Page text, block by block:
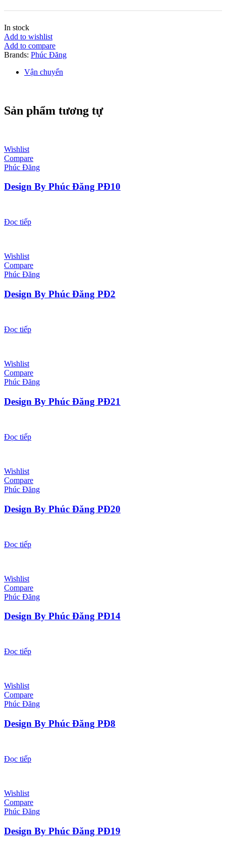
In stock
Add to wishlist
Add to compare
Brands: Phúc Đăng
Vận chuyển
Sản phẩm tương tự
Wishlist
Compare
Phúc Đăng
Design By Phúc Đăng PĐ10
Đọc tiếp
Wishlist
Compare
Phúc Đăng
Design By Phúc Đăng PĐ2
Đọc tiếp
Wishlist
Compare
Phúc Đăng
Design By Phúc Đăng PĐ21
Đọc tiếp
Wishlist
Compare
Phúc Đăng
Design By Phúc Đăng PĐ20
Đọc tiếp
Wishlist
Compare
Phúc Đăng
Design By Phúc Đăng PĐ14
Đọc tiếp
Wishlist
Compare
Phúc Đăng
Design By Phúc Đăng PĐ8
Đọc tiếp
Wishlist
Compare
Phúc Đăng
Design By Phúc Đăng PĐ19